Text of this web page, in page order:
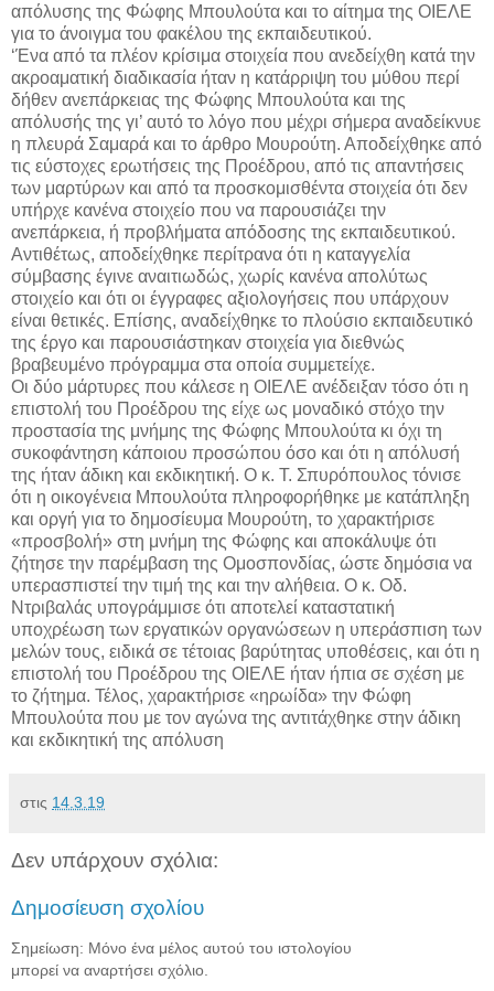
απόλυσης της Φώφης Μπουλούτα και το αίτημα της ΟΙΕΛΕ
για το άνοιγμα του φακέλου της εκπαιδευτικού.
‘Ένα από τα πλέον κρίσιμα στοιχεία που ανεδείχθη κατά την
ακροαματική διαδικασία ήταν η κατάρριψη του μύθου περί
δήθεν ανεπάρκειας της Φώφης Μπουλούτα και της
απόλυσής της γι’ αυτό το λόγο που μέχρι σήμερα αναδείκνυε
η πλευρά Σαμαρά και το άρθρο Μουρούτη. Αποδείχθηκε από
τις εύστοχες ερωτήσεις της Προέδρου, από τις απαντήσεις
των μαρτύρων και από τα προσκομισθέντα στοιχεία ότι δεν
υπήρχε κανένα στοιχείο που να παρουσιάζει την
ανεπάρκεια, ή προβλήματα απόδοσης της εκπαιδευτικού.
Αντιθέτως, αποδείχθηκε περίτρανα ότι η καταγγελία
σύμβασης έγινε αναιτιωδώς, χωρίς κανένα απολύτως
στοιχείο και ότι οι έγγραφες αξιολογήσεις που υπάρχουν
είναι θετικές. Επίσης, αναδείχθηκε το πλούσιο εκπαιδευτικό
της έργο και παρουσιάστηκαν στοιχεία για διεθνώς
βραβευμένο πρόγραμμα στα οποία συμμετείχε.
Οι δύο μάρτυρες που κάλεσε η ΟΙΕΛΕ ανέδειξαν τόσο ότι η
επιστολή του Προέδρου της είχε ως μοναδικό στόχο την
προστασία της μνήμης της Φώφης Μπουλούτα κι όχι τη
συκοφάντηση κάποιου προσώπου όσο και ότι η απόλυσή
της ήταν άδικη και εκδικητική. Ο κ. Τ. Σπυρόπουλος τόνισε
ότι η οικογένεια Μπουλούτα πληροφορήθηκε με κατάπληξη
και οργή για το δημοσίευμα Μουρούτη, το χαρακτήρισε
«προσβολή» στη μνήμη της Φώφης και αποκάλυψε ότι
ζήτησε την παρέμβαση της Ομοσπονδίας, ώστε δημόσια να
υπερασπιστεί την τιμή της και την αλήθεια. Ο κ. Οδ.
Ντριβαλάς υπογράμμισε ότι αποτελεί καταστατική
υποχρέωση των εργατικών οργανώσεων η υπεράσπιση των
μελών τους, ειδικά σε τέτοιας βαρύτητας υποθέσεις, και ότι η
επιστολή του Προέδρου της ΟΙΕΛΕ ήταν ήπια σε σχέση με
το ζήτημα. Τέλος, χαρακτήρισε «ηρωίδα» την Φώφη
Μπουλούτα που με τον αγώνα της αντιτάχθηκε στην άδικη
και εκδικητική της απόλυση
στις 14.3.19
Δεν υπάρχουν σχόλια:
Δημοσίευση σχολίου
Σημείωση: Μόνο ένα μέλος αυτού του ιστολογίου
μπορεί να αναρτήσει σχόλιο.